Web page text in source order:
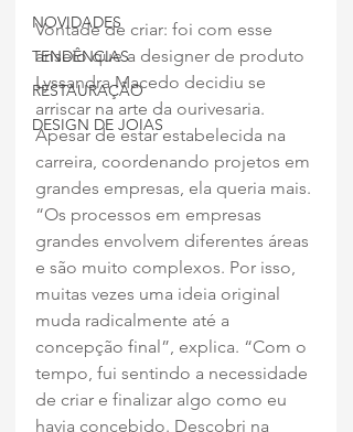
NOVIDADES
TENDÊNCIAS
RESTAURAÇÃO
DESIGN DE JOIAS
Vontade de criar: foi com esse
anseio que a designer de produto
Lyssandra Macedo decidiu se
arriscar na arte da ourivesaria.
Apesar de estar estabelecida na
carreira, coordenando projetos em
grandes empresas, ela queria mais.
“Os processos em empresas
grandes envolvem diferentes áreas
e são muito complexos. Por isso,
muitas vezes uma ideia original
muda radicalmente até a
concepção final”, explica. “Com o
tempo, fui sentindo a necessidade
de criar e finalizar algo como eu
havia concebido. Descobri na